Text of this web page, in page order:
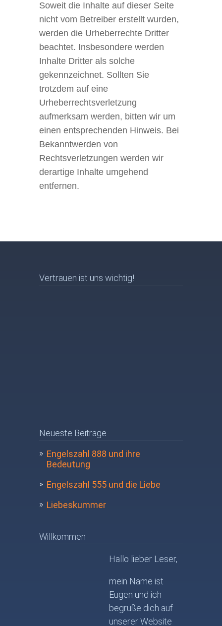
Soweit die Inhalte auf dieser Seite
nicht vom Betreiber erstellt wurden,
werden die Urheberrechte Dritter
beachtet. Insbesondere werden
Inhalte Dritter als solche
gekennzeichnet. Sollten Sie
trotzdem auf eine
Urheberrechtsverletzung
aufmerksam werden, bitten wir um
einen entsprechenden Hinweis. Bei
Bekanntwerden von
Rechtsverletzungen werden wir
derartige Inhalte umgehend
entfernen.
Vertrauen ist uns wichtig!
Neueste Beiträge
Engelszahl 888 und ihre
Bedeutung
Engelszahl 555 und die Liebe
Liebeskummer
Willkommen
Hallo lieber Leser,
mein Name ist
Eugen und ich
begrüße dich auf
unserer Website